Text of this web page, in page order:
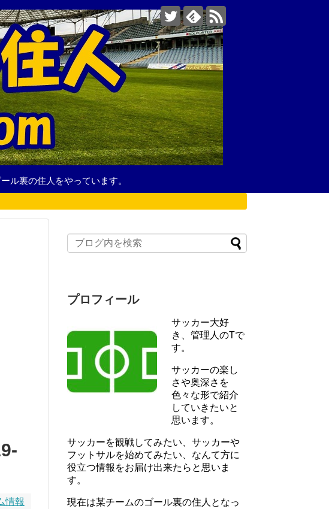
ル裏の住人をやっています。
情報
プロフィール
サッカー大好
き、管理人のTで
す。
サッカーの楽し
さや奥深さを
色々な形で紹介
していきたいと
思います。
サッカーを観戦してみたい、サッカーや
フットサルを始めてみたい、なんて方に
役立つ情報をお届け出来たらと思いま
す。
現在は某チームのゴール裏の住人となっ